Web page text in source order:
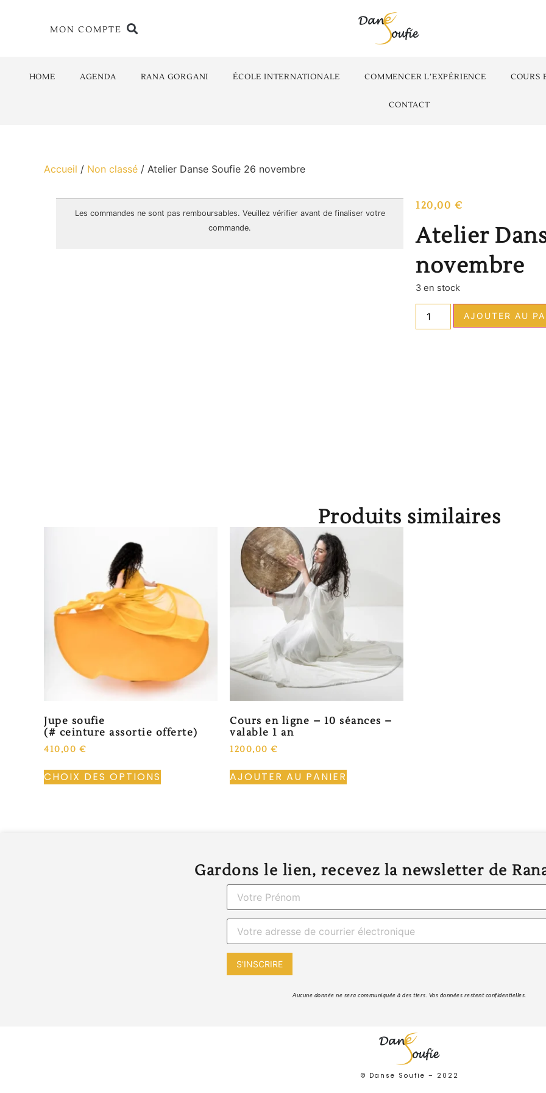
MON COMPTE
HOME AGENDA RANA GORGANI ÉCOLE INTERNATIONALE COMMENCER L’EXPÉRIENCE COURS
CONTACT
Accueil / Non classé / Atelier Danse Soufie 26 novembre
Les commandes ne sont pas remboursables. Veuillez vérifier avant de finaliser votre
commande.
120,00 €
Atelier
novembre
3 en stock
AJOUTER AU
Produits similaires
Jupe soufie
(# ceinture assortie offerte)
410,00 €
CHOIX DES OPTIONS
Cours en ligne – 10 séances –
valable 1 an
1200,00 €
AJOUTER AU PANIER
Gardons le lien, recevez la newsletter de
© Danse Soufie – 2022